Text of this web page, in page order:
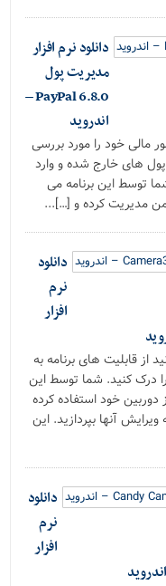
دانلود نرم افزار
مدیریت پول
PayPal 6.8.0 –
اندروید
مالی خود را مورد بررسی
پول های خارج شده و وارد
توسط این برنامه می
مدیریت کرده و […]...
دانلود
نرم
افزار
از قابلیت های برنامه به
درک کنید. شما توسط این
دوربین خود استفاده کرده
آنها بپردازید. این
دانلود
نرم
افزار